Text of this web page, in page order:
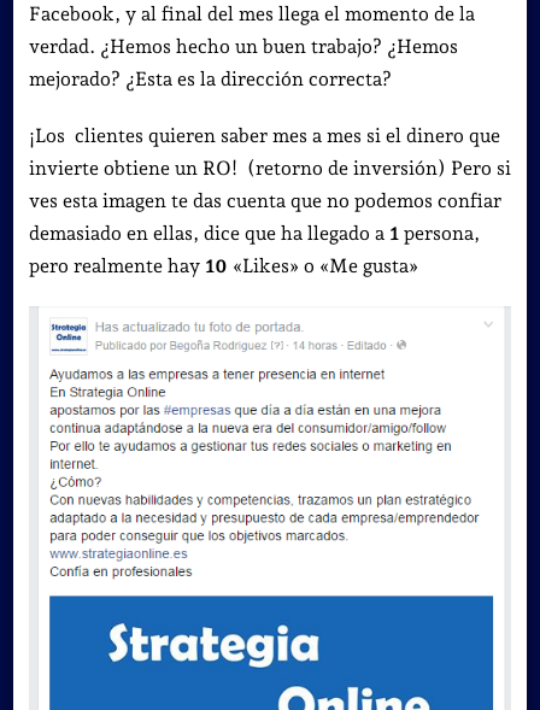
poco
o
nada
Facebook, y al final del mes llega el momento de la
verdad. ¿Hemos hecho un buen trabajo? ¿Hemos
mejorado? ¿Esta es la dirección correcta?
¡Los clientes quieren saber mes a mes si el dinero que
invierte obtiene un RO! (retorno de inversión) Pero si
ves esta imagen te das cuenta que no podemos confiar
demasiado en ellas, dice que ha llegado a 1persona,
pero realmente hay 10 «Likes» o «Me gusta»